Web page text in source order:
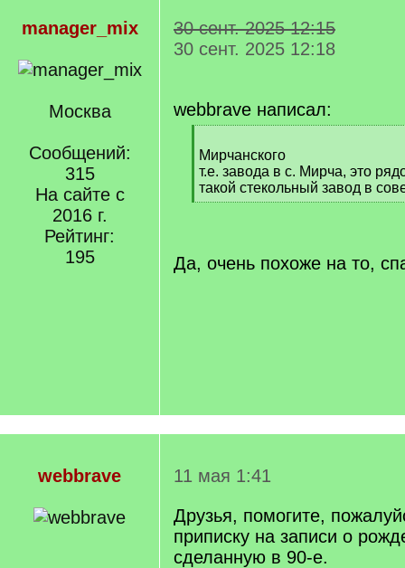
manager_mix
Москва
Сообщений:
315
На сайте с
2016 г.
Рейтинг:
195
30 сент. 2025 12:15
30 сент. 2025 12:18
webbrave написал:
q
]
Мирчанского
т.е. завода в с. Мирча, это
такой стекольный завод в
[
Да, очень похоже на то,
webbrave
11 мая 1:41
Друзья, помогите,
приписку на записи о
сделанную в 90-е.